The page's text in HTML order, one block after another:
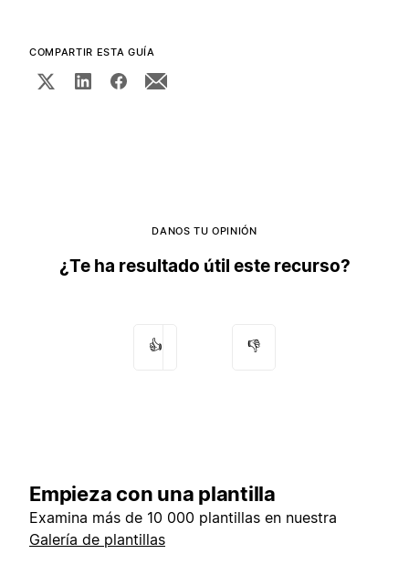
COMPARTIR ESTA GUÍA
DANOS TU OPINIÓN
¿Te ha resultado útil este recurso?
👍 👎
Empieza con una plantilla
Examina más de 10 000 plantillas en nuestra
Galería de plantillas